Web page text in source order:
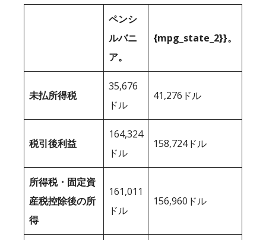
ペンシ
ルバニ
ア。
{mpg_state_2}}。
未払所得税
35,676
ドル
41,276ドル
税引後利益
164,324
ドル
158,724ドル
所得税・固定資
産税控除後の所
得
161,011
ドル
156,960ドル